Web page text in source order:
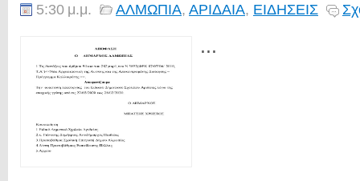
5:30 μ.μ. ΑΛΜΩΠΙΑ, ΑΡΙΔΑΙΑ, ΕΙΔΗΣΕΙΣ
...